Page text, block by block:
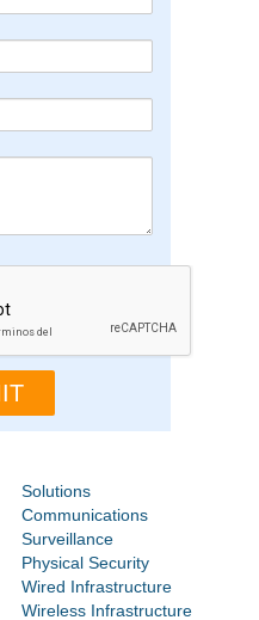
Solutions
Communications
Surveillance
Physical Security
Wired Infrastructure
Wireless Infrastructure